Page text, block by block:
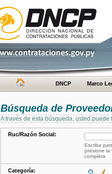
DNCP Marco
Búsqueda de
A través de esta búsqueda, usted
Ruc/Razón Social:
Escriba
presione la
completa
Categoría: